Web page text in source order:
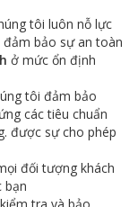
tôi luôn nỗ lực
bảo sự an toàn
ở mức ổn định
tôi đảm bảo
các tiêu chuẩn
được sự cho phép
đối tượng khách
bạn